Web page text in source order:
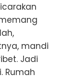
mandi
Jadi
Rumah